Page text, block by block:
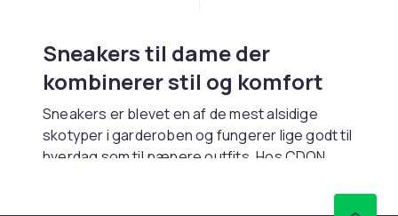
Sneakers til dame der
kombinerer stil og komfort
Sneakers er blevet en af de mest alsidige
skotyper i garderoben og fungerer lige godt til
hverdag som til pænere outfits. Hos CDON
klassiske hvide tennissko og retro-modeller til